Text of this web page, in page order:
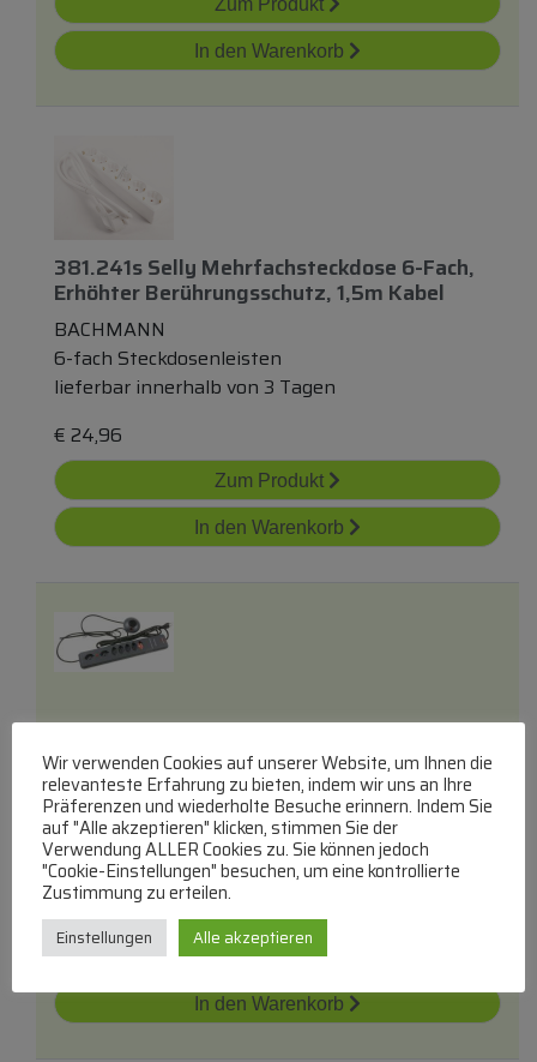
Zum Produkt
In den Warenkorb
381.241s Selly Mehrfachsteckdose 6-Fach,
Erhöhter Berührungsschutz, 1,5m Kabel
BACHMANN
6-fach Steckdosenleisten
lieferbar innerhalb von 3 Tagen
€ 24,96
Zum Produkt
In den Warenkorb
Steckdosenleiste 6-Fach Anthrazit 2m *ch*
BRENNENSTUHL
6-fach Steckdosenleisten
lieferbar innerhalb von 3 Tagen
€63,44
Zum Produkt
In den Warenkorb
Wir verwenden Cookies auf unserer Website, um Ihnen die
relevanteste Erfahrung zu bieten, indem wir uns an Ihre
Präferenzen und wiederholte Besuche erinnern. Indem Sie
auf "Alle akzeptieren" klicken, stimmen Sie der
Verwendung ALLER Cookies zu. Sie können jedoch
"Cookie-Einstellungen" besuchen, um eine kontrollierte
Zustimmung zu erteilen.
Einstellungen Alle akzeptieren